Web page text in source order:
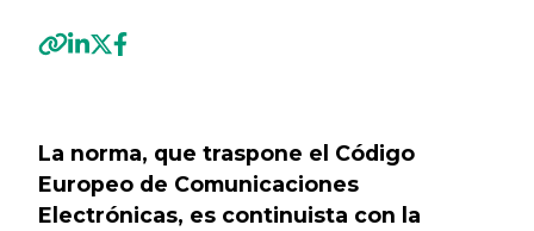
La norma, que traspone el Código
Europeo de Comunicaciones
Electrónicas, es continuista con la